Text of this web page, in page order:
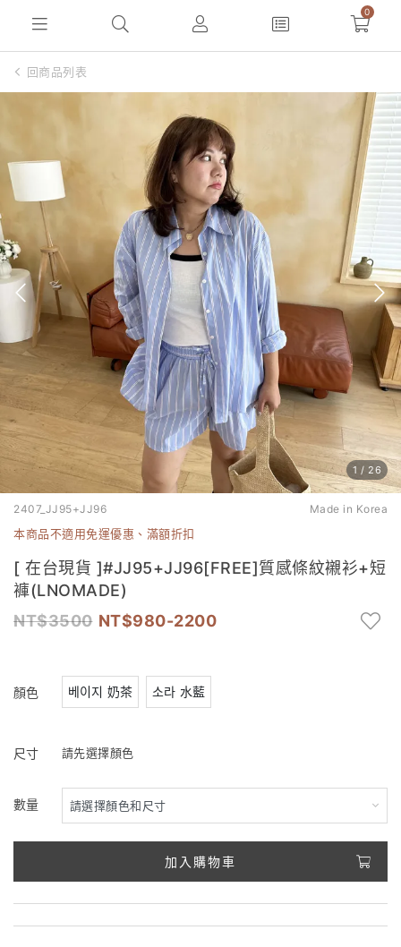
0
回商品列表
1 / 26
2407_JJ95+JJ96 Made in Korea
本商品不適用免運優惠、滿額折扣
[ 在台現貨 ]#JJ95+JJ96[FREE]質感條紋襯衫+短
褲(LNOMADE)
3500
980-2200
顏色 베이지 奶茶 소라 水藍
尺寸 請先選擇顏色
數量
加入購物車